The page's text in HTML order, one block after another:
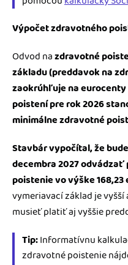
Výpočet zdravotného
Odvod nazdravotné
základu (preddavok na
zaokrúhľuje na eurocenty
poistení pre rok 2026
minimálne zdravotné
Stavbár vypočítal, že
decembra 2027
poistenie vo výške 168,23
vymeriavací základ je
musieť platiť aj vyššie
Tip:Informatívnu
zdravotné poistenie